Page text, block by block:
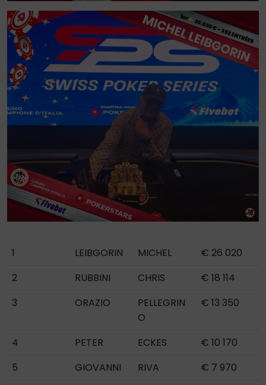
1 LEIBGORIN MICHEL
€ 26 020
2
RUBBINI CHRIS
€ 18 114
3
ORAZIO
PELLEGRIN
O
€ 13 350
4 PETER ECKES
€ 10 170
5
GIOVANNI RIVA
€ 7 970